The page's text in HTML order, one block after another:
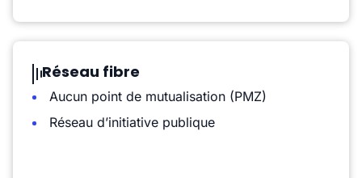
Réseau fibre
Aucun point de mutualisation (PMZ)
Réseau d’initiative publique